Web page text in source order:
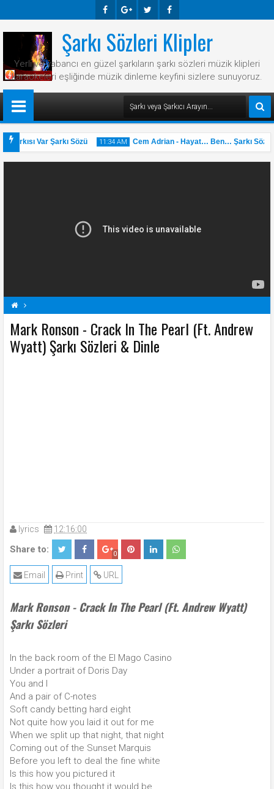
Ook E-
Plus
R Ook
Şarkı Sözleri Klipler
Yerli ve yabancı en güzel şarkıların şarkı sözleri müzik klipleri
karaokeleri eşliğinde müzik dinleme keyfini sizlere sunuyoruz.
Var Şarkı Sözü 11:34 AM
31 May
2025
Cem Adrian - Hayat… Ben… Şarkı Sözü
Crack In The Pearl (Ft. Andrew Wyatt) Şarkı Sözleri
Mark Ronson Şarkı Sözleri
Şarkı Sözleri
Mark Ronson - Crack In The Pearl (Ft. Andrew
Wyatt) Şarkı Sözleri & Dinle
lyrics 12:16:00
Share to: 0
URL
Print
Email
Mark Ronson - Crack In The Pearl (Ft. Andrew Wyatt)
Şarkı Sözleri
In the back room of the El Mago Casino
Under a portrait of Doris Day
You and I
And a pair of C-notes
Soft candy betting hard eight
Not quite how you laid it out for me
When we split up that night, that night
Coming out of the Sunset Marquis
Before you left to deal the fine white
Is this how you pictured it
Is this how you thought it would be